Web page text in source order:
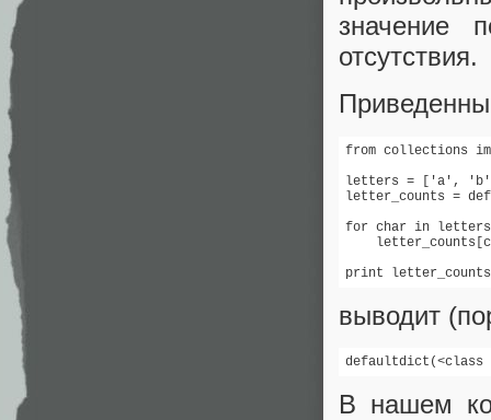
значение
отсутствия.
from collections
letters = ['a',
letter_counts =
for char in
print letter_counts
выводит
В нашем